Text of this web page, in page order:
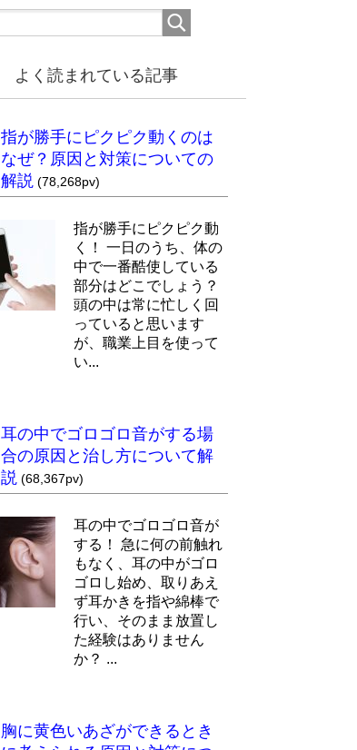
よく読まれている記事
指が勝手にピクピク動くのは
なぜ？原因と対策についての
解説 (78,268pv)
指が勝手にピクピク動
く！ 一日のうち、体の
中で一番酷使している
部分はどこでしょう？
頭の中は常に忙しく回
っていると思います
が、職業上目を使って
い...
耳の中でゴロゴロ音がする場
合の原因と治し方について解
説 (68,367pv)
耳の中でゴロゴロ音が
する！ 急に何の前触れ
もなく、耳の中がゴロ
ゴロし始め、取りあえ
ず耳かきを指や綿棒で
行い、そのまま放置し
た経験はありません
か？ ...
胸に黄色いあざができるとき